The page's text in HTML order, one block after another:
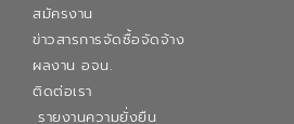
สมัครงาน
ข่าวสารการจัดซื้อจัดจ้าง
ผลงาน อจน.
ติดต่อเรา
รายงานความยั่งยืน